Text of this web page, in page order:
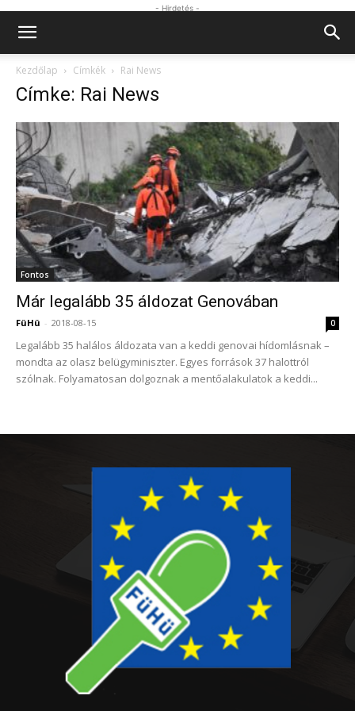
- Hirdetés -
Kezdőlap Címkék Rai News
Címke: Rai News
Fontos
Már legalább 35 áldozat Genovában
FüHü - 2018-08-15 0
Legalább 35 halálos áldozata van a keddi genovai hídomlásnak –
mondta az olasz belügyminiszter. Egyes források 37 halottról
szólnak. Folyamatosan dolgoznak a mentőalakulatok a keddi...